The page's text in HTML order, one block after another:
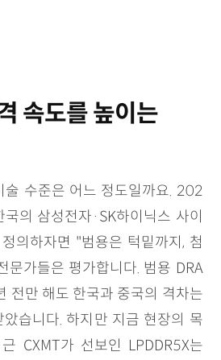
속도를 높이는
술 수준은 어느 정도일까요. 202
의 삼성전자·SK하이닉스 사이
의하자면 "범용은 턱밑까지, 첨
문가들은 평가합니다. 범용 DRA
전만 해도 한국과 중국의 격차는
습니다. 하지만 지금 현장의 목
CXMT가 선보인 LPDDR5X는